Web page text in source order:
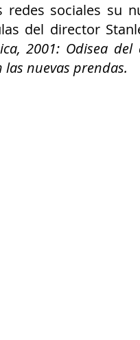
sociales su
del director
2001: Odisea del
nuevas prendas.